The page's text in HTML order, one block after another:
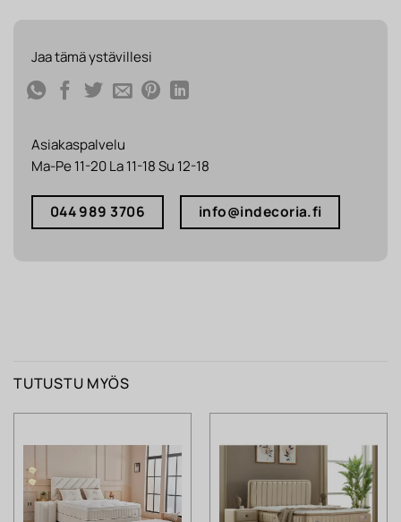
Jaa tämä ystävillesi
Asiakaspalvelu
Ma-Pe 11-20 La 11-18 Su 12-18
044 989 3706 info@indecoria.fi
TUTUSTU MYÖS